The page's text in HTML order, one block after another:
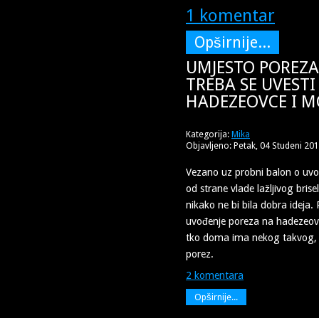
1 komentar
Opširnije...
UMJESTO
TREBA SE
HADEZEOVCE I
Kategorija: Mika
Objavljeno: Petak, 04 Studeni
Vezano uz probni balon o
od strane vlade lažljivog
nikako ne bi bila dobra ideja.
uvođenje poreza na
tko doma ima nekog
porez.
2 komentara
Opširnije...